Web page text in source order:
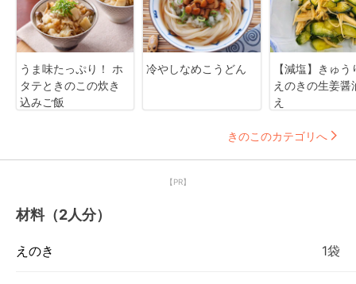
うま味たっぷり！ ホ
タテときのこの炊き
込みご飯
冷やしなめこうどん
【減塩】きゅう
えのきの生姜醤
え
きのこのカテゴリへ
【PR】
材料（2人分）
えのき 1袋